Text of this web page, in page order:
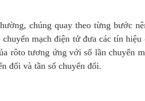
chúng quay theo từng bước
mạch điện tử đưa các tín
rôto tương ứng với số lần chuyển
đổi và tần số chuyển đổi.